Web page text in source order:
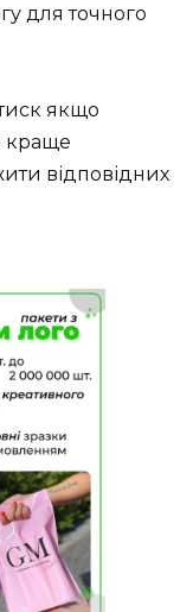
для точного
якщо
краще
відповідних